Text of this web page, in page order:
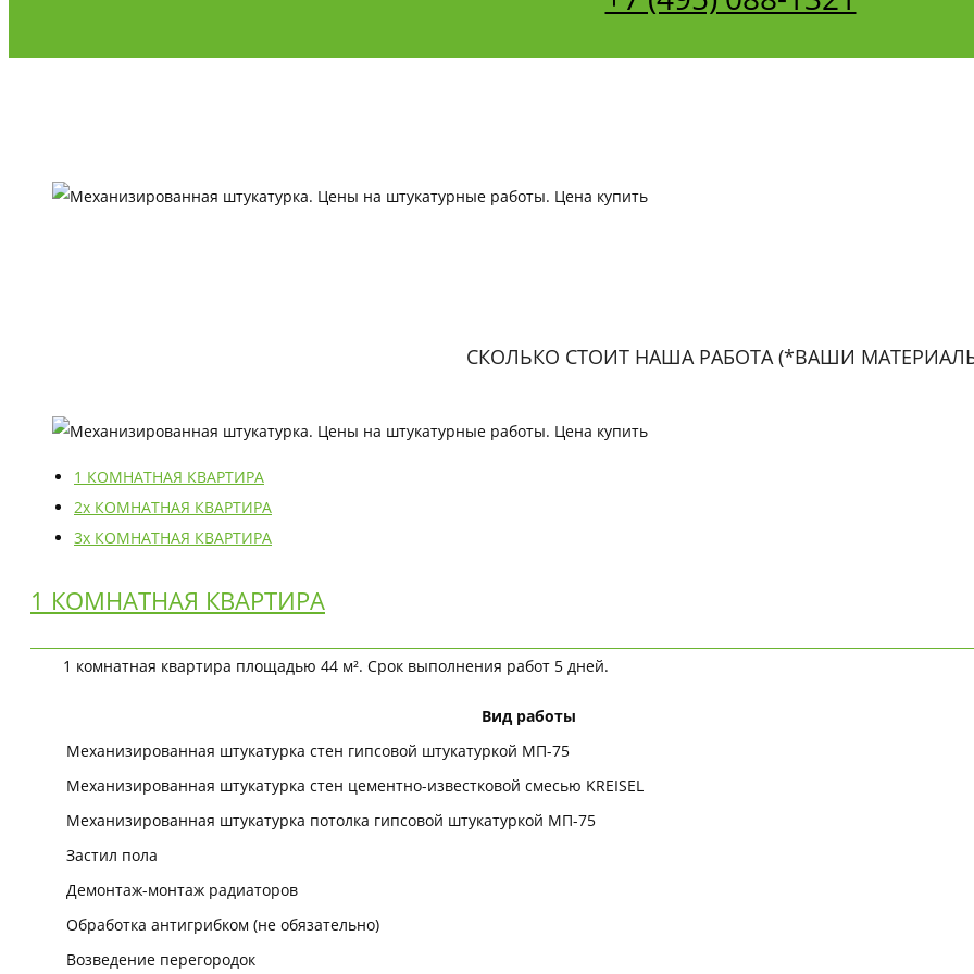
СКОЛЬКО СТОИТ НАША РАБОТА (*ВАШИ
1 КОМНАТНАЯ КВАРТИРА
2х КОМНАТНАЯ КВАРТИРА
3х КОМНАТНАЯ КВАРТИРА
1 КОМНАТНАЯ КВАРТИРА
1 комнатная квартира площадью 44 м². Срок выполнения работ 5 дней.
Вид работы
Механизированная штукатурка стен гипсовой штукатуркой МП-75
Механизированная штукатурка стен цементно-известковой смесью KREISEL
Механизированная штукатурка потолка гипсовой штукатуркой МП-75
Застил пола
Демонтаж-монтаж радиаторов
Обработка антигрибком (не обязательно)
Возведение перегородок